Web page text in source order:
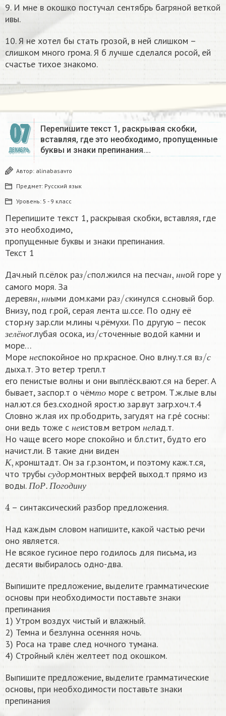
9. И мне в окошко постучал сентябрь багряной веткой
ивы.
10. Я не хотел бы стать грозой, в ней слишком –
слишком много грома. Я б лучше сделался росой, ей
счастье тихое знакомо.
07
ДЕКАБРЬ
Перепишите текст 1, раскрывая скобки,
вставляя, где это необходимо, пропущенные
буквы и знаки препинания….
Автор: alinabasavro
Предмет: Русский язык
Уровень: 5 - 9 класс
Перепишите текст 1, раскрывая скобки, вставляя, где
это необходимо,
пропущенные буквы и знаки препинания.
Текст 1
Дач.ный п.сёлок раз с
/с пол.жился на песчан н ной горе у
самого моря. За
деревя н нн
н,нн ыми дом.ками раз с
/с кинулся с.сновый бор.
Внизу, под г.рой, серая лента ш.ссе. По одну её
стор.ну зар.сли м.лины ч.рёмухи. По другую – песок
з ел ё н о
зелёног.лубая осока, и з с
з /сточенные водой камни и
море…
Море
н е
н спокойное но пр.красное. Оно в.лну.т.ся вз с
/с
дыха.т. Это ветер трепл.т
его пенистые волны и они выплёск.вают.ся на берег. А
бывает, заспор.т о чём т о
то море с ветром. Т.ж.лые в.лы
нал.ют.ся без.сходной ярост.ю зар.вут загр.хоч.т.4
Словно ж.лая их пр.ободрить, загудят на г.ре́ сосны:
они ведь тоже с
н е
неистов.м ветром н е
нелад.т.
Но чаще всего море спокойно и бл.стит, будто его
начист.ли. В такие дни виден
К к
К,кронштадт. Он за г.р.зонтом, и поэтому каж.т.ся,
что трубы
с у д о
суд ор.монтных верфей выход.т прямо из
воды.
П о Р П ог о д ин у
ПоР Погодину
4 – синтаксический разбор предложения.
Над каждым словом напишите, какой частью речи
оно является.
Не всякое гусиное перо годилось для письма, из
десяти выбиралось одно-два.
Выпишите предложение, выделите грамматические
основы при необходимости поставьте знаки
препинания
1) Утром воздух чистый и влажный.
2) Темна и безлунна осенняя ночь.
3) Роса на траве след ночного тумана.
4) Стройный клён желтеет под окошком.
Выпишите предложение, выделите грамматические
основы, при необходимости поставьте знаки
препинания